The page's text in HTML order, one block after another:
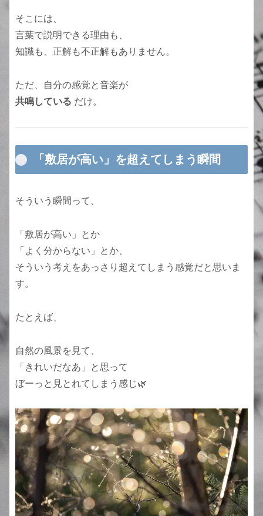
そこには、
言葉で説明できる理由も、
知識も、正解も不正解もありません。
ただ、自分の感覚と音楽が
共鳴している だけ。
「敷居が高い」を超えてしまう瞬間
そういう瞬間って、
「敷居が高い」とか
「よく分からない」とか、
そういう考えをあっさり超えてしまう感覚だと思いま
す。
たとえば、
自然の風景を見て、
「きれいだなあ」と思って
ぼーっと見とれてしまう感じ🌿